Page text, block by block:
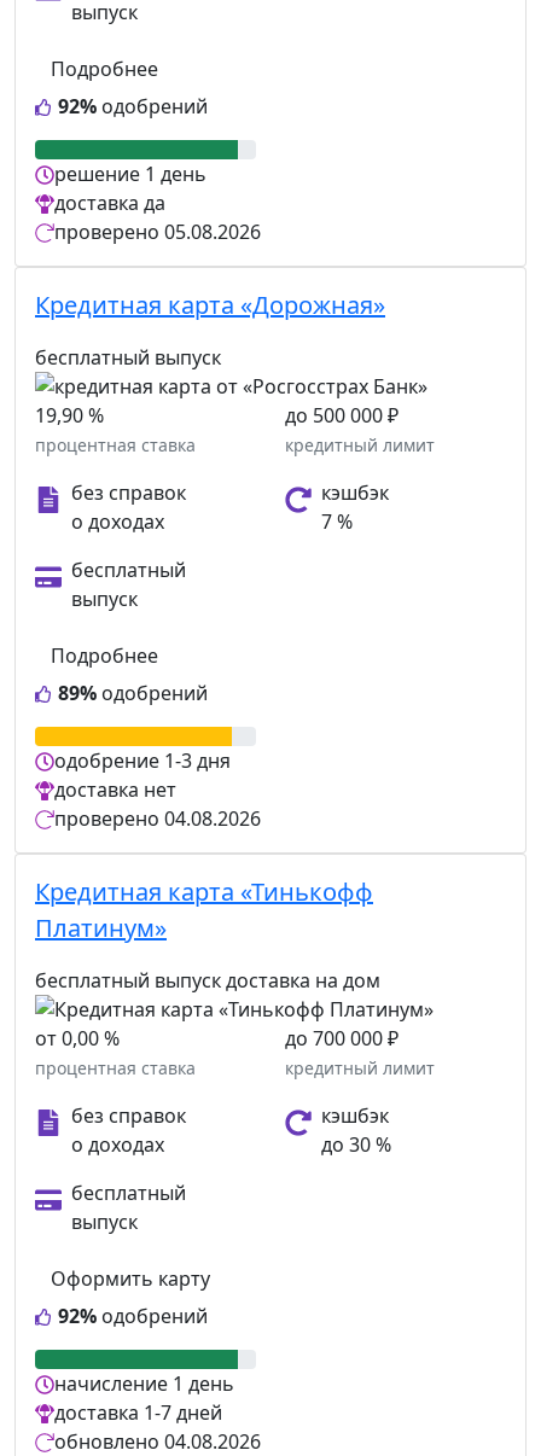
выпуск
92% одобрений
Подробнее
решение 1 день
доставка да
проверено 05.08.2026
Кредитная карта «Дорожная»
бесплатный выпуск
19,90 %
процентная ставка
до 500 000 ₽
кредитный лимит
без справок
о доходах
кэшбэк
7 %
бесплатный
выпуск
89% одобрений
Подробнее
одобрение 1-3 дня
доставка нет
проверено 04.08.2026
Кредитная карта «Тинькофф
Платинум»
бесплатный выпускдоставка на дом
от 0,00 %
процентная ставка
до 700 000 ₽
кредитный лимит
без справок
о доходах
кэшбэк
до 30 %
бесплатный
выпуск
92% одобрений
Оформить карту
начисление 1 день
доставка 1-7 дней
обновлено 04.08.2026